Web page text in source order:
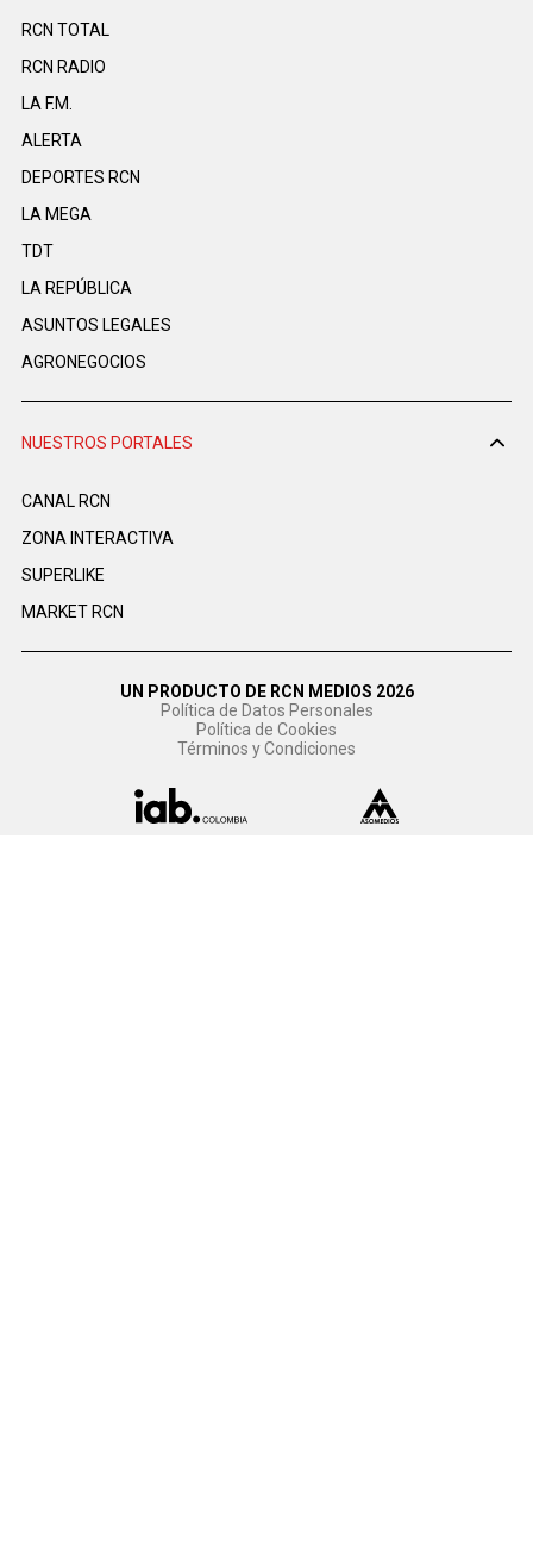
RCN TOTAL
RCN RADIO
LA F.M.
ALERTA
DEPORTES RCN
LA MEGA
TDT
LA REPÚBLICA
ASUNTOS LEGALES
AGRONEGOCIOS
NUESTROS PORTALES
CANAL RCN
ZONA INTERACTIVA
SUPERLIKE
MARKET RCN
UN PRODUCTO DE RCN MEDIOS 2026
Política de Datos Personales
Política de Cookies
Términos y Condiciones